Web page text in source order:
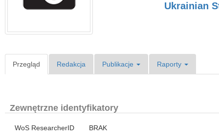
Ukrainian
Przegląd Redakcja Publikacje Raporty
Zewnętrzne identyfikatory
WoS ResearcherID BRAK